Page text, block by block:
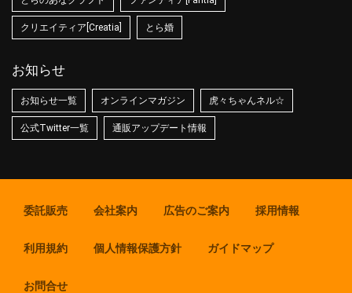
クリエイティア[Creatia] とら婚
お知らせ
お知らせ一覧 オンラインマガジン 虎々ちゃんネル☆
公式Twitter一覧 通販アップデート情報
委託販売 会社案内 広告のご案内 採用情報
利用規約 個人情報保護方針 ガイドマップ
お問合せ